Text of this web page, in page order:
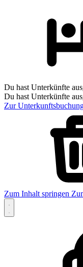
Du hast Unterkünfte
Du hast Unterkünfte
Zur
Zum Inhalt springen